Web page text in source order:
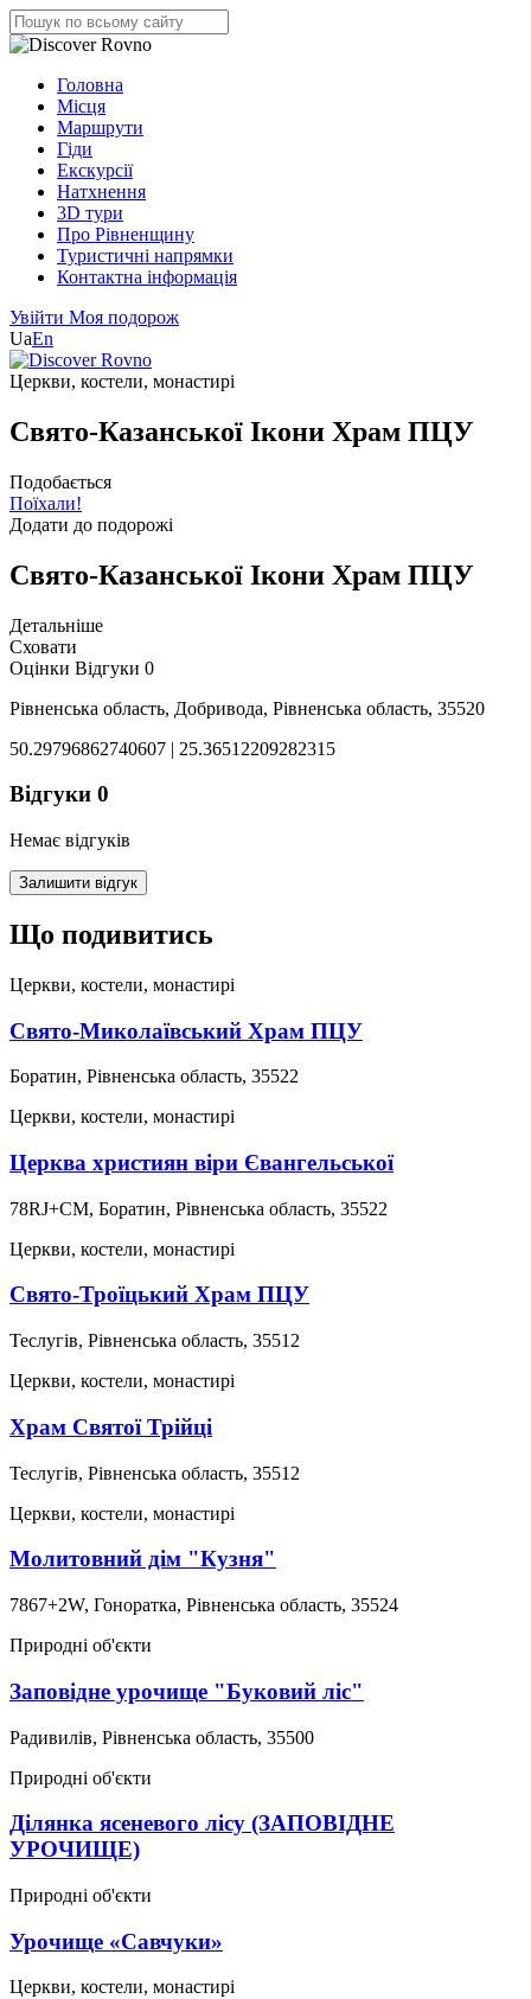
Головна
Місця
Маршрути
Гіди
Екскурсії
Натхнення
3D тури
Про Рівненщину
Туристичні напрямки
Контактна інформація
Увійти Моя подорож
UaEn
Церкви, костели, монастирі
Свято-Казанської Ікони Храм ПЦУ
Подобається
Поїхали!
Додати до подорожі
Свято-Казанської Ікони Храм ПЦУ
Детальніше
Сховати
Оцінки Відгуки 0
Рівненська область, Добривода, Рівненська область, 35520
50.29796862740607 | 25.36512209282315
Відгуки 0
Немає відгуків
Залишити відгук
Що подивитись
Церкви, костели, монастирі
Свято-Миколаївський Храм ПЦУ
Боратин, Рівненська область, 35522
Церкви, костели, монастирі
Церква християн віри Євангельської
78RJ+CM, Боратин, Рівненська область, 35522
Церкви, костели, монастирі
Свято-Троїцький Храм ПЦУ
Теслугів, Рівненська область, 35512
Церкви, костели, монастирі
Храм Святої Трійці
Теслугів, Рівненська область, 35512
Церкви, костели, монастирі
Молитовний дім "Кузня"
7867+2W, Гоноратка, Рівненська область, 35524
Природні об'єкти
Заповідне урочище "Буковий ліс"
Радивилів, Рівненська область, 35500
Природні об'єкти
Ділянка ясеневого лісу (ЗАПОВІДНЕ
УРОЧИЩЕ)
Природні об'єкти
Урочище «Савчуки»
Церкви, костели, монастирі